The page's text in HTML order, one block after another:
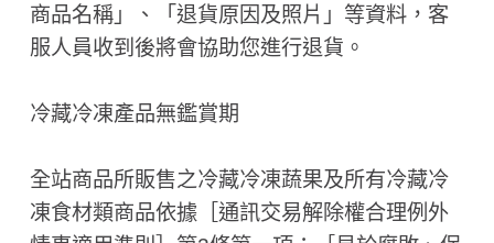
商品名稱」、「退貨原因及照片」等資料，客
服人員收到後將會協助您進行退貨。
冷藏冷凍產品無鑑賞期
全站商品所販售之冷藏冷凍蔬果及所有冷藏冷
凍食材類商品依據［通訊交易解除權合理例外